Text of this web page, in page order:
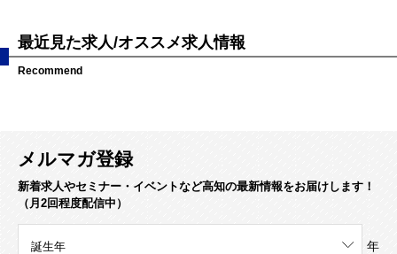
最近見た求人/オススメ求人情報
Recommend
メルマガ登録
新着求人やセミナー・イベントなど高知の最新情報をお届けします！
（月2回程度配信中）
年